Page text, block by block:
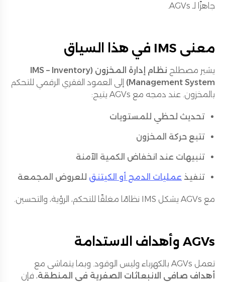
جاهزًا لـ AGVs.
معنى IMS في هذا السياق
يشير مصطلح
نظام إدارة المخزون (IMS – Inventory
Management System)
إلى العمود الفقري الرقمي للتحكم
بالمخزون. عند دمجه مع AGVs يتيح:
تحديث لحظي للمستويات
تتبع حركة المخزون
تنبيهات عند انخفاض الكمية الآمنة
تنفيذ عمليات الدمج أو الكيتنق للعروض المجمعة
مع AGVs يشكل IMS نظامًا مغلقًا للتحكم، الرؤية، والتحسين.
AGVs وأهداف الاستدامة
تعمل AGVs بالكهرباء وليس الوقود. وبما يتماشى مع
أهداف صافي الانبعاثات الصفرية في المنطقة، فإن